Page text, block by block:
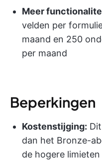
Meer
velden per
maand en 250
per maand
Beperkingen
Kostenstijging:
dan het Bronze-
de hogere